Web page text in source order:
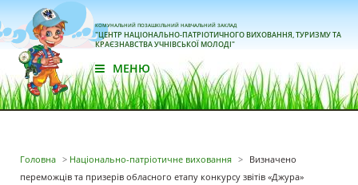
КОМУНАЛЬНИЙ ПОЗАШКІЛЬНИЙ НАВЧАЛЬНИЙ ЗАКЛАД
"ЦЕНТР НАЦІОНАЛЬНО-ПАТРІОТИЧНОГО ВИХОВАННЯ, ТУРИЗМУ ТА
КРАЄЗНАВСТВА УЧНІВСЬКОЇ МОЛОДІ"
МЕНЮ
Головна > Національно-патріотичне виховання > Визначено
переможців та призерів обласного етапу конкурсу звітів «Джура»